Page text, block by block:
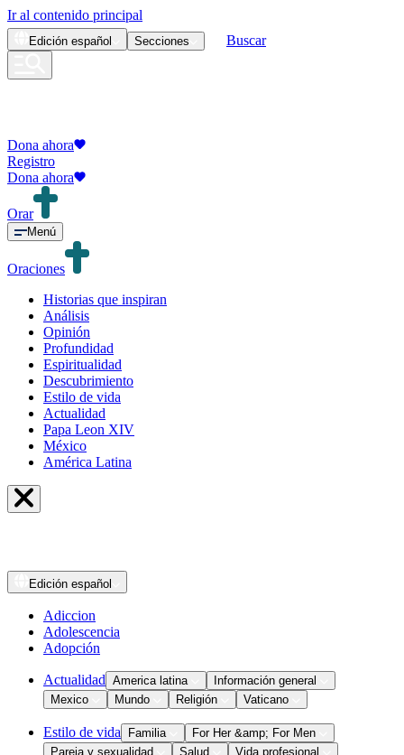
Ir al contenido principal
Edición español Secciones Buscar
Dona ahora
Registro
Dona ahora
Orar
Menú
Oraciones
Historias que inspiran
Análisis
Opinión
Profundidad
Espiritualidad
Descubrimiento
Estilo de vida
Actualidad
Papa Leon XIV
México
América Latina
Edición español
Adiccion
Adolescencia
Adopción
Actualidad America latina
Información general
Mexico
Mundo Religión Vaticano
Estilo de vida Familia
For Her &amp; For Men
Pareja y sexualidad
Salud Vida profesional